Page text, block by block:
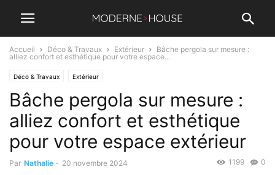
Accueil Déco & Travaux Extérieur
Bâche pergola sur mesure :
alliez confort et esthétique pour votre espace...
Déco & Travaux Extérieur
Bâche pergola sur mesure :
alliez confort et esthétique
pour votre espace extérieur
Par Nathalie - 20 novembre 2024 0
1199